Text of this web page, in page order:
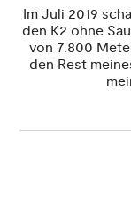
Im Juli 2019
den K2 ohne
von 7.800
den Rest